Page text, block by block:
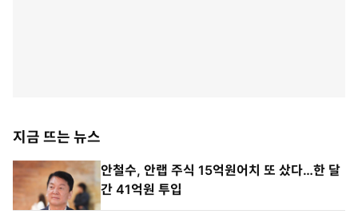
지금 뜨는 뉴스
안철수, 안랩 주식 15억원어치 또 샀다…한 달
간 41억원 투입